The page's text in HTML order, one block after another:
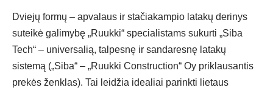
Dviejų formų – apvalaus ir stačiakampio latakų derinys
suteikė galimybę „Ruukki“ specialistams sukurti „Siba
Tech“ – universalią, talpesnę ir sandaresnę latakų
sistemą („Siba“ – „Ruukki Construction“ Oy priklausantis
prekės ženklas). Tai leidžia idealiai parinkti lietaus